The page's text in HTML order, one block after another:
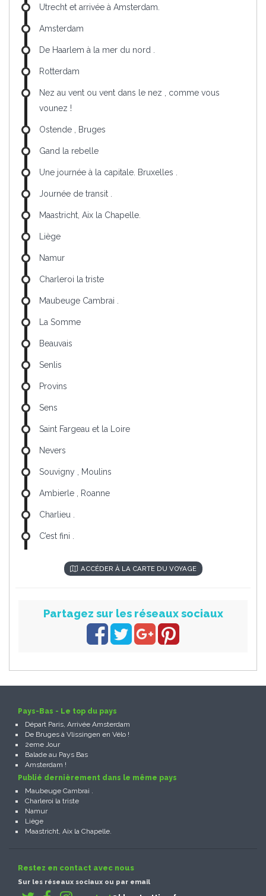
Utrecht et arrivée à Amsterdam.
Amsterdam
De Haarlem à la mer du nord .
Rotterdam
Nez au vent ou vent dans le nez , comme vous
vounez !
Ostende , Bruges
Gand la rebelle
Une journée à la capitale. Bruxelles .
Journée de transit .
Maastricht, Aix la Chapelle.
Liège
Namur
Charleroi la triste
Maubeuge Cambrai .
La Somme
Beauvais
Senlis
Provins
Sens
Saint Fargeau et la Loire
Nevers
Souvigny , Moulins
Ambierle , Roanne
Charlieu .
C’est fini .
ACCÉDER À LA CARTE DU VOYAGE
Partagez sur les réseaux sociaux
Pays-Bas - Le top du pays
Départ Paris, Arrivée Amsterdam
De Bruges à Vlissingen en Vélo !
2eme Jour
Balade au Pays Bas
Amsterdam !
Publié dernièrement dans le même pays
Maubeuge Cambrai .
Charleroi la triste
Namur
Liège
Maastricht, Aix la Chapelle.
Restez en contact avec nous
Sur les réseaux sociaux ou par email